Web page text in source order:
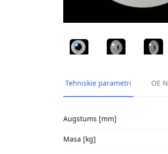
BREMŽU DISKI HELLA 8DD
BREMŽU DISKI
Tehniskie parametri OE
Augstums [mm]
Masa [kg]